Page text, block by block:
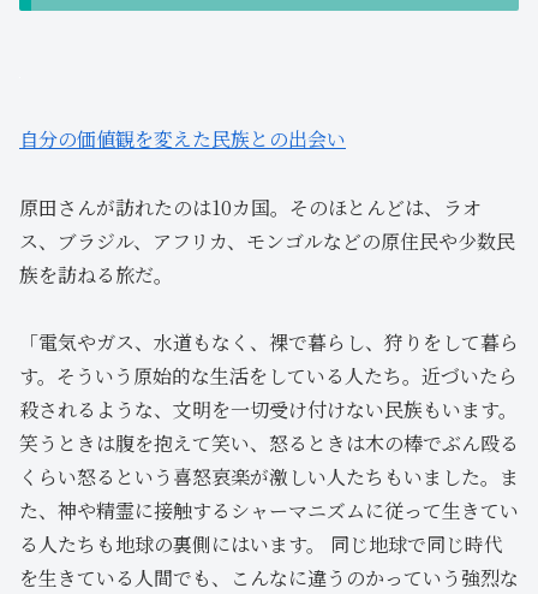
自分の価値観を変えた民族との出会い
原田さんが訪れたのは10カ国。そのほとんどは、ラオ
ス、ブラジル、アフリカ、モンゴルなどの原住民や少数民
族を訪ねる旅だ。
「電気やガス、水道もなく、裸で暮らし、狩りをして暮ら
す。そういう原始的な生活をしている人たち。近づいたら
殺されるような、文明を一切受け付けない民族もいます。
笑うときは腹を抱えて笑い、怒るときは木の棒でぶん殴る
くらい怒るという喜怒哀楽が激しい人たちもいました。ま
た、神や精霊に接触するシャーマニズムに従って生きてい
る人たちも地球の裏側にはいます。 同じ地球で同じ時代
を生きている人間でも、こんなに違うのかっていう強烈な